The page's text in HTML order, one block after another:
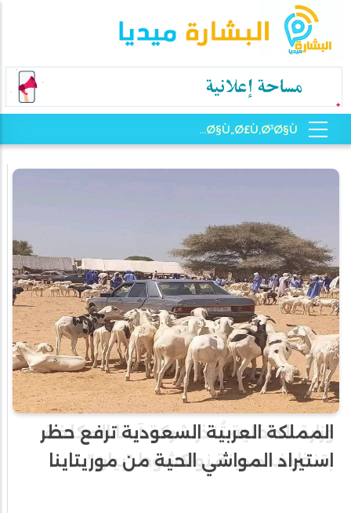
المملكة العربية السعودية ترفع حظر
استيراد المواشي الحية من موريتاينا